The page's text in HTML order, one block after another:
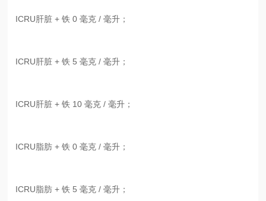
ICRU肝脏 + 铁 0 毫克 / 毫升；
ICRU肝脏 + 铁 5 毫克 / 毫升；
ICRU肝脏 + 铁 10 毫克 / 毫升；
ICRU脂肪 + 铁 0 毫克 / 毫升；
ICRU脂肪 + 铁 5 毫克 / 毫升；